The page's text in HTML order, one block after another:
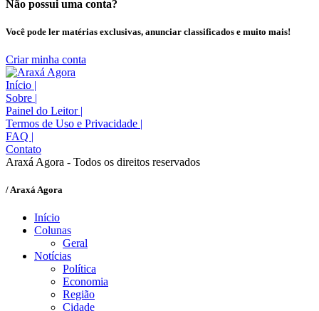
Não possui uma conta?
Você pode ler matérias exclusivas, anunciar classificados e muito mais!
Criar minha conta
Início |
Sobre |
Painel do Leitor |
Termos de Uso e Privacidade |
FAQ |
Contato
Araxá Agora - Todos os direitos reservados
/ Araxá Agora
Início
Colunas
Geral
Notícias
Política
Economia
Região
Cidade